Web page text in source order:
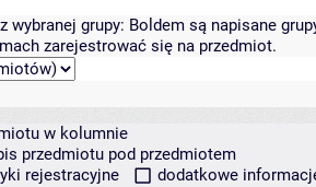
wybranej grupy: Boldem są napisane
zarejestrować się na przedmiot.
w kolumnie
przedmiotu pod przedmiotem
rejestracyjne
dodatkowe